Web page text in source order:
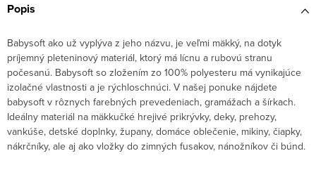
Popis
Babysoft ako už vyplýva z jeho názvu, je veľmi mäkký, na dotyk
príjemný pleteninový materiál, ktorý má lícnu a rubovú stranu
počesanú. Babysoft so zložením zo 100% polyesteru má vynikajúce
izolačné vlastnosti a je rýchloschnúci. V našej ponuke nájdete
babysoft v rôznych farebných prevedeniach, gramážach a šírkach.
Ideálny materiál na mäkkučké hrejivé prikrývky, deky, prehozy,
vankúše, detské doplnky, župany, domáce oblečenie, mikiny, čiapky,
nákrčníky, ale aj ako vložky do zimných fusakov, nánožníkov či búnd.